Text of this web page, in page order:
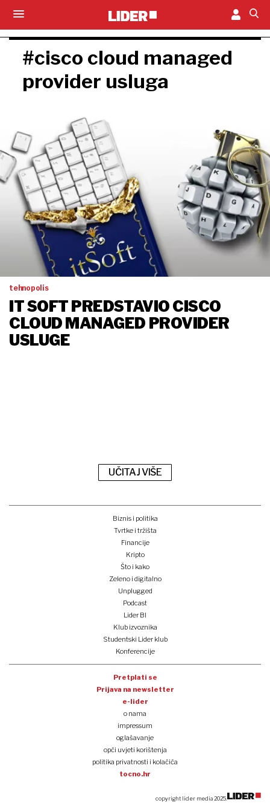
#cisco cloud managed
provider usluga
tehnopolis
IT SOFT PREDSTAVIO CISCO
CLOUD MANAGED PROVIDER
USLUGE
UČITAJ VIŠE
Biznis i politika
Tvrtke i tržišta
Financije
Kripto
Što i kako
Zeleno i digitalno
Unplugged
Podcast
Lider BI
Klub izvoznika
Studentski Lider klub
Konferencije
Pretplati se
Prijava na newsletter
e-lider
o nama
impressum
oglašavanje
opći uvjeti korištenja
politika privatnosti i kolačića
tocno.hr
copyright lider media 2025.